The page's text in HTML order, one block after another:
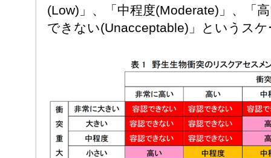
(Low)」、「中程度(Moderate)」、「
できない(Unacceptable)」というス